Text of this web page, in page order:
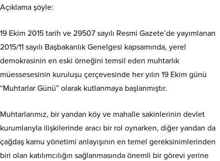
Açıklama şöyle:
19 Ekim 2015 tarih ve 29507 sayılı Resmi Gazete’de yayımlanan
2015/11 sayılı Başbakanlık Genelgesi kapsamında, yerel
demokrasinin en eski örneğini temsil eden muhtarlık
müessesesinin kuruluşu çerçevesinde her yılın 19 Ekim günü
“Muhtarlar Günü” olarak kutlanmaya başlanmıştır.
Muhtarlarımız, bir yandan köy ve mahalle sakinlerinin devlet
kurumlarıyla ilişkilerinde aracı bir rol oynarken, diğer yandan da
çağdaş kamu yönetimi anlayışının en temel gereksinimlerinden
biri olan katılımcılığın sağlanmasında önemli bir görevi yerine